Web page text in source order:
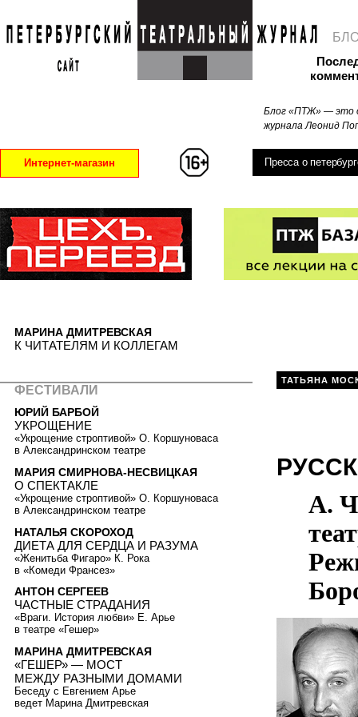
Блог «ПТЖ» — это
журнала Леонид
Интернет-магазин Пресса о
ТАТЬЯНА
А.
МАРИНА ДМИТРЕВСКАЯ
К ЧИТАТЕЛЯМ И КОЛЛЕГАМ
ФЕСТИВАЛИ
ЮРИЙ БАРБОЙ
УКРОЩЕНИЕ
«Укрощение строптивой» О. Коршуноваса
в Александринском театре
МАРИЯ СМИРНОВА-НЕСВИЦКАЯ
О СПЕКТАКЛЕ
«Укрощение строптивой» О. Коршуноваса
в Александринском театре
НАТАЛЬЯ СКОРОХОД
ДИЕТА ДЛЯ СЕРДЦА И РАЗУМА
«Женитьба Фигаро» К. Рока
в «Комеди Франсез»
АНТОН СЕРГЕЕВ
ЧАСТНЫЕ СТРАДАНИЯ
«Враги. История любви» Е. Арье
в театре «Гешер»
МАРИНА ДМИТРЕВСКАЯ
«ГЕШЕР» — МОСТ
МЕЖДУ РАЗНЫМИ ДОМАМИ
Беседу с Евгением Арье
ведет Марина Дмитревская